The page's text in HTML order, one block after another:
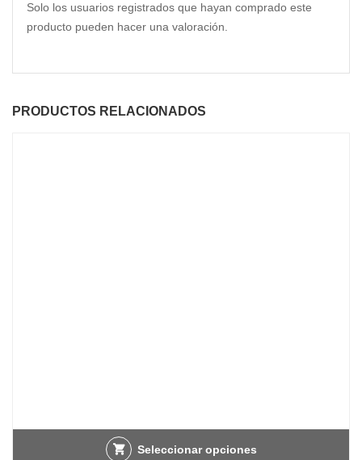
Solo los usuarios registrados que hayan comprado este
producto pueden hacer una valoración.
PRODUCTOS RELACIONADOS
Seleccionar opciones